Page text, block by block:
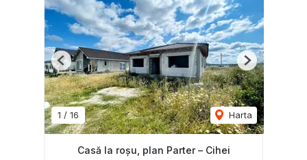
1 / 16 Harta
Previous Next
Casă la roșu, plan Parter – Cihei